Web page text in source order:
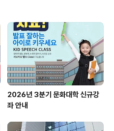
2026년 3분기 문화대학 신규강
좌 안내